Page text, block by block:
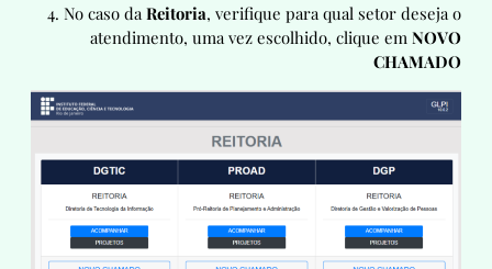
4. No caso da Reitoria, verifique para qual setor deseja o
atendimento, uma vez escolhido, clique em NOVO
CHAMADO